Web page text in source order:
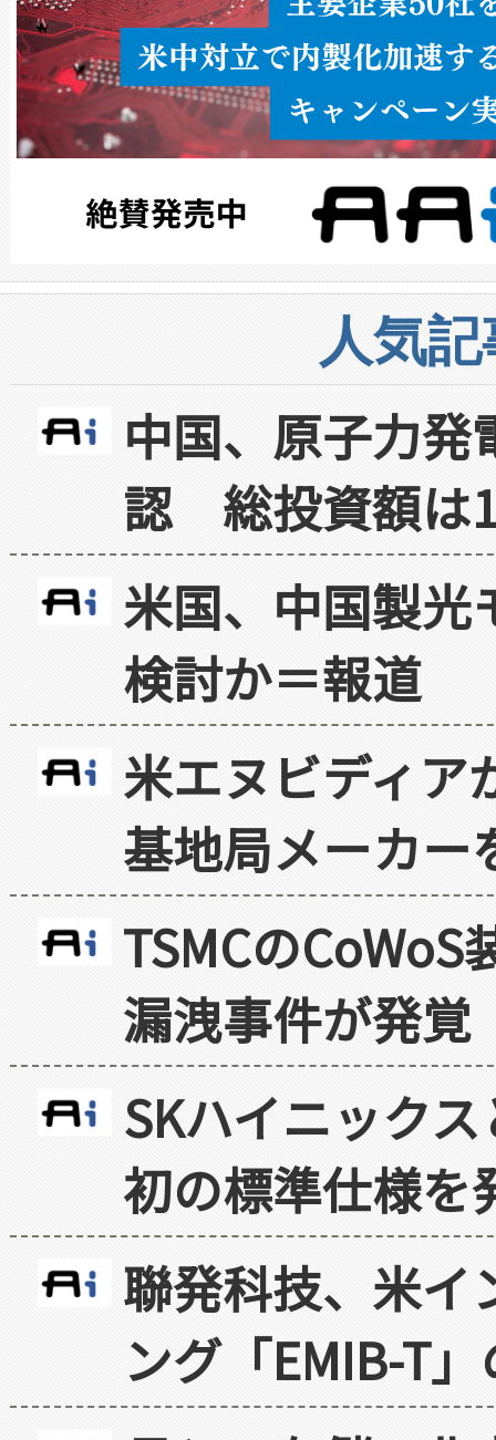
人気
中国、原子力
認 総投資額は
米国、中国製光
検討か＝報道
米エヌビディア
基地局メーカー
TSMCの
漏洩事件が発覚
SKハイニック
初の標準仕様を
聯発科技、米イ
ング「EMIB-T